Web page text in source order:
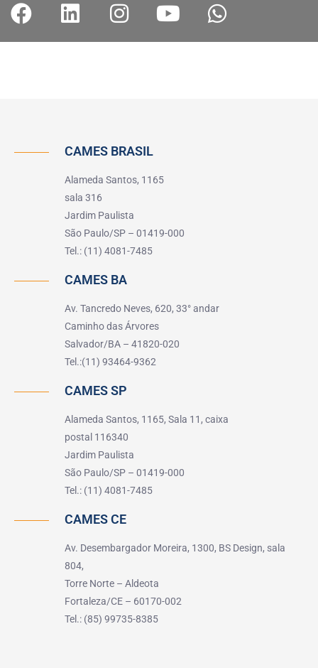
CAMES BRASIL
Alameda Santos, 1165
sala 316
Jardim Paulista
São Paulo/SP – 01419-000
Tel.: (11) 4081-7485
CAMES BA
Av. Tancredo Neves, 620, 33° andar
Caminho das Árvores
Salvador/BA – 41820-020
Tel.:(11) 93464-9362
CAMES SP
Alameda Santos, 1165, Sala 11, caixa
postal 116340
Jardim Paulista
São Paulo/SP – 01419-000
Tel.: (11) 4081-7485
CAMES CE
Av. Desembargador Moreira, 1300, BS Design, sala
804,
Torre Norte – Aldeota
Fortaleza/CE – 60170-002
Tel.: (85) 99735-8385